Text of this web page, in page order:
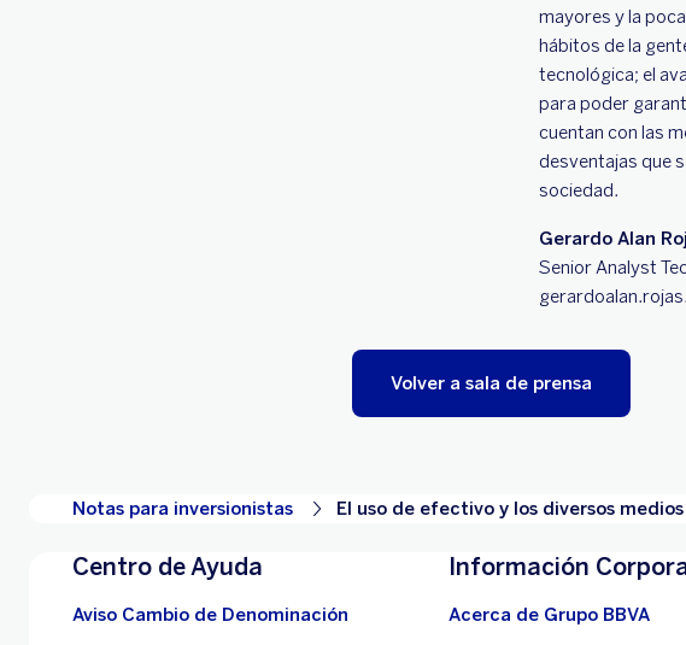
mayores y la
hábitos de la
tecnológica; el
para poder
cuentan con las
desventajas que
sociedad.
Gerardo Alan
Senior Analyst
Volver a sala de prensa
Notas para inversionistas El uso de efectivo y los diversos
Centro de Ayuda
Aviso Cambio de Denominación
Información
Acerca de Grupo BBVA